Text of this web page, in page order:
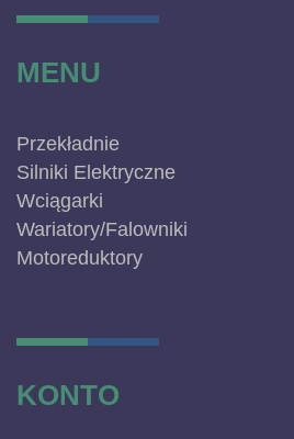
MENU
Przekładnie
Silniki Elektryczne
Wciągarki
Wariatory/Falowniki
Motoreduktory
KONTO